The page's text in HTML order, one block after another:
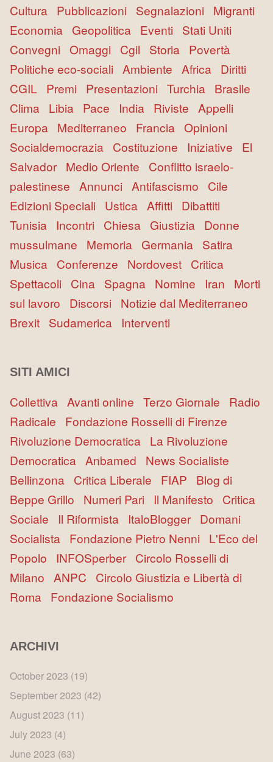
Cultura Pubblicazioni Segnalazioni Migranti
Economia Geopolitica Eventi Stati Uniti
Convegni Omaggi Cgil Storia Povertà
Politiche eco-sociali Ambiente Africa Diritti
CGIL Premi Presentazioni Turchia Brasile
Clima Libia Pace India Riviste Appelli
Europa Mediterraneo Francia Opinioni
Socialdemocrazia Costituzione Iniziative El
Salvador Medio Oriente Conflitto israelo-
palestinese Annunci Antifascismo Cile
Edizioni Speciali Ustica Affitti Dibattiti
Tunisia Incontri Chiesa Giustizia Donne
mussulmane Memoria Germania Satira
Musica Conferenze Nordovest Critica
Spettacoli Cina Spagna Nomine Iran Morti
sul lavoro Discorsi Notizie dal Mediterraneo
Brexit Sudamerica Interventi
SITI AMICI
Collettiva Avanti online Terzo Giornale Radio
Radicale Fondazione Rosselli di Firenze
Rivoluzione Democratica La Rivoluzione
Democratica Anbamed News Socialiste
Bellinzona Critica Liberale FIAP Blog di
Beppe Grillo Numeri Pari Il Manifesto Critica
Sociale Il Riformista ItaloBlogger Domani
Socialista Fondazione Pietro Nenni L'Eco del
Popolo INFOSperber Circolo Rosselli di
Milano ANPC Circolo Giustizia e Libertà di
Roma Fondazione Socialismo
ARCHIVI
October 2023 (19)
September 2023 (42)
August 2023 (11)
July 2023 (4)
June 2023 (63)